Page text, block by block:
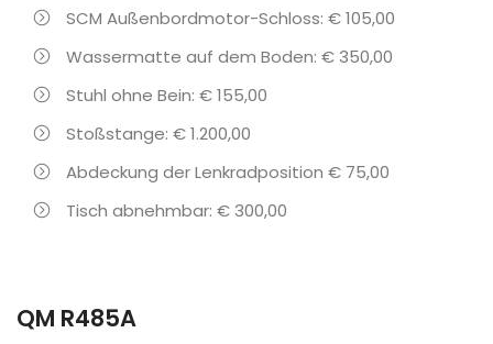
SCM Außenbordmotor-Schloss: € 105,00
Wassermatte auf dem Boden: € 350,00
Stuhl ohne Bein: € 155,00
Stoßstange: € 1.200,00
Abdeckung der Lenkradposition € 75,00
Tisch abnehmbar: € 300,00
QM R485A